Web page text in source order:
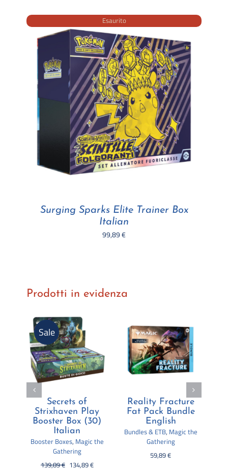
Esaurito
Surging Sparks Elite Trainer Box
Italian
99,89€
Prodotti in evidenza
Sale
Secrets of
Strixhaven Play
Booster Box (30)
Italian
Booster Boxes, Magic the
Gathering
139,89€ Il134,89€Il
Reality Fracture
Fat Pack Bundle
English
Bundles & ETB, Magic the
Gathering
59,89€